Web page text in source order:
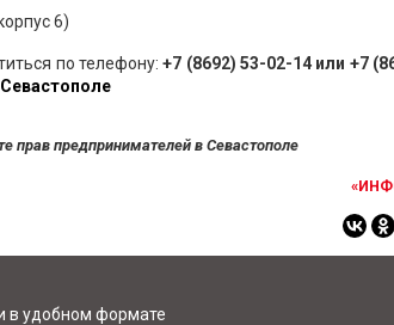
6)
по телефону:+7 (8692) 53-02-14 или +7
прав предпринимателей в Севастополе
в удобном формате